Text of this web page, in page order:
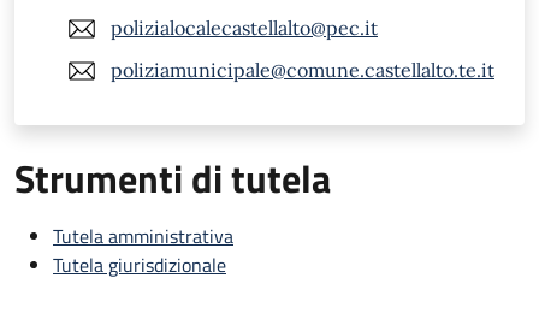
polizialocalecastellalto@pec.it
poliziamunicipale@comune.castellalto.te.it
Strumenti di tutela
Tutela amministrativa
Tutela giurisdizionale